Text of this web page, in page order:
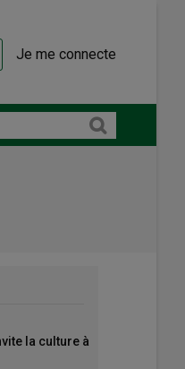
Je me connecte
la culture à